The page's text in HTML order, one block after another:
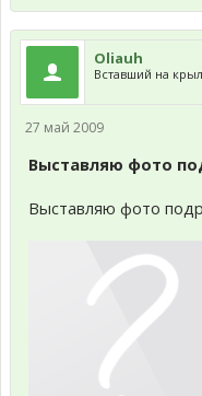
Oliauh
Вставший на
27 май 2009
Выставляю фото
Выставляю фото